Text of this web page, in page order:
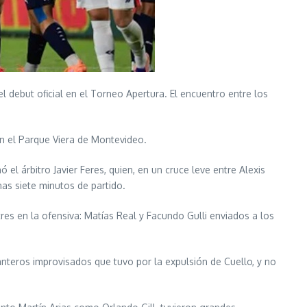
debut oficial en el Torneo Apertura. El encuentro entre los
el Parque Viera de Montevideo.
árbitro Javier Feres, quien, en un cruce leve entre Alexis
siete minutos de partido.
en la ofensiva: Matías Real y Facundo Gulli enviados a los
improvisados que tuvo por la expulsión de Cuello, y no